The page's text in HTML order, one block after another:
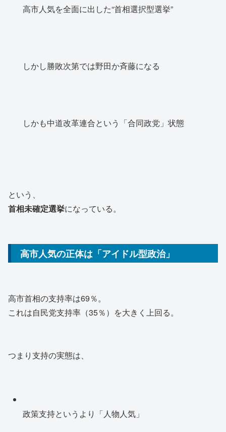
高市人気を全面に出した“首相選択型選挙”
しかし勝敗次第では野田か斉藤になる
しかも中道改革連合という「合同政党」状態
という、
首相未確定選挙になっている。
高市人気の正体は「アイドル型政治」
高市首相の支持率は69％。
これは自民党支持率（35％）を大きく上回る。
つまり支持の実態は、
政策支持というより「人物人気」